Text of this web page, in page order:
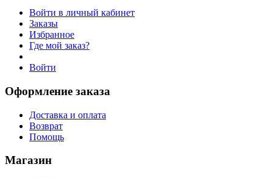
Войти в личный кабинет
Заказы
Избранное
Где мой заказ?
Войти
Оформление заказа
Доставка и оплата
Возврат
Помощь
Магазин